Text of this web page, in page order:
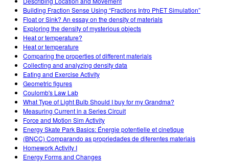
Building Fraction Sense Using “Fractions Intro PhET Simulation”
Float or Sink? An essay on the density of materials
Exploring the density of mysterious objects
Heat or temperature?
Heat or temperature
Comparing the properties of different materials
Collecting and analyzing density data
Eating and Exercise Activity
Geometric figures
Coulomb's Law Lab
What Type of Light Bulb Should I buy for my Grandma?
Measuring Current in a Series Circuit
Force and Motion Sim Activity
Energy Skate Park Basics: Énergie potentielle et cinetique
(BNCC) Comparando as propriedades de diferentes materiais
Homework Activity I
Energy Forms and Changes